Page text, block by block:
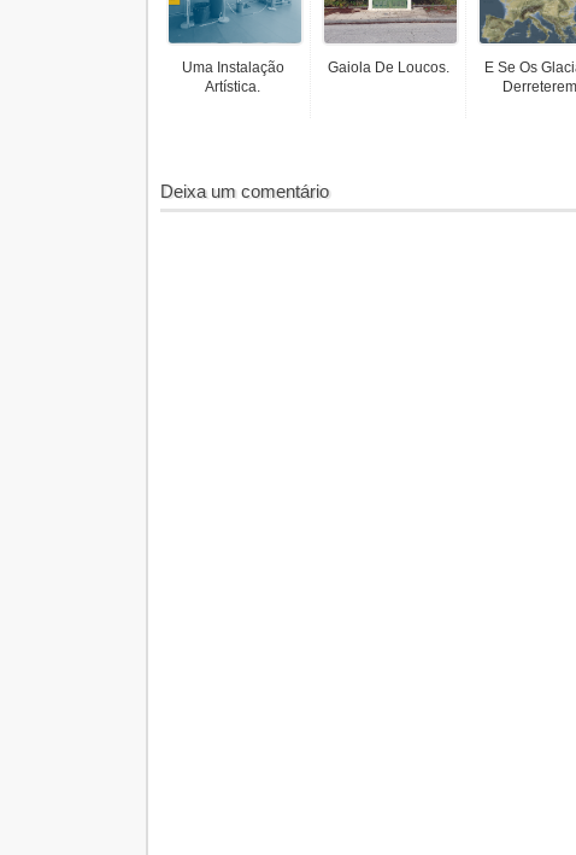
Uma Instalação
Artística.
Gaiola De Loucos.
E Se Os
Deixa um comentário